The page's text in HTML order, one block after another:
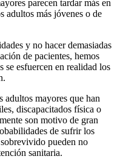
parecen tardar más en
adultos más jóvenes o de
y no hacer demasiadas
de pacientes, hemos
se esfuercen en realidad los
adultos mayores que han
discapacitados física o
son motivo de gran
de sufrir los
pueden no
sanitaria.